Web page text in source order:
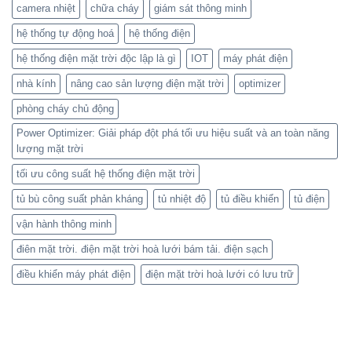
camera nhiệt chữa cháy giám sát thông minh
hệ thống tự động hoá hệ thống điện
hệ thống điện mặt trời độc lập là gì IOT máy phát điện
nhà kính nâng cao sản lượng điện mặt trời optimizer
phòng cháy chủ động
Power Optimizer: Giải pháp đột phá tối ưu hiệu suất và an toàn năng
lượng mặt trời
tối ưu công suất hệ thống điện mặt trời
tủ bù công suất phản kháng tủ nhiệt độ tủ điều khiển tủ điện
vận hành thông minh
điên mặt trời. điện mặt trời hoà lưới bám tải. điện sạch
điều khiển máy phát điện điện mặt trời hoà lưới có lưu trữ